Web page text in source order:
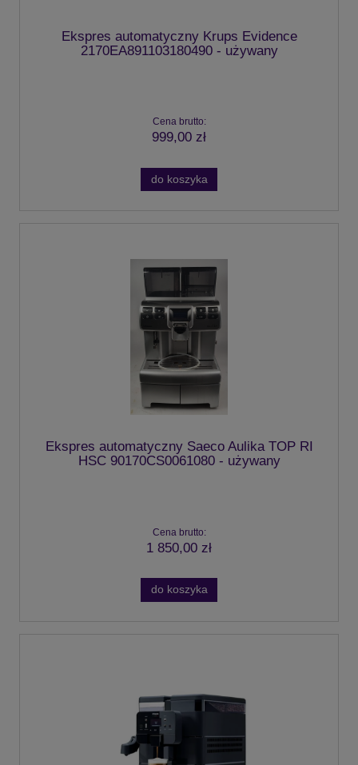
Ekspres automatyczny Krups Evidence
2170EA891103180490 - używany
Cena brutto:
999,00 zł
do koszyka
Ekspres automatyczny Saeco Aulika TOP RI
HSC 90170CS0061080 - używany
Cena brutto:
1 850,00 zł
do koszyka